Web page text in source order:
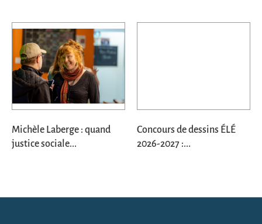
Michèle Laberge : quand
justice sociale...
Concours de dessins ÉLÉ
2026-2027 :...